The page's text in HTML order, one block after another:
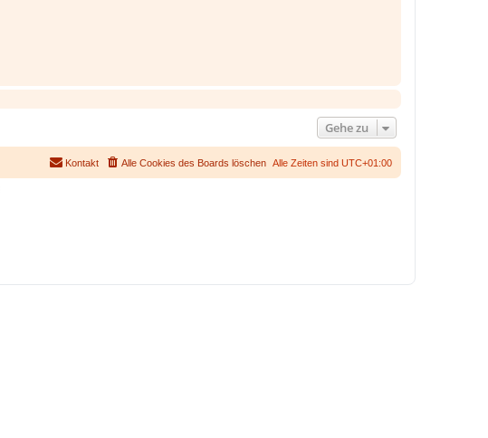
Gehe zu
Alle Zeiten sind UTC+01:00
Alle Cookies des Boards löschen
Kontakt